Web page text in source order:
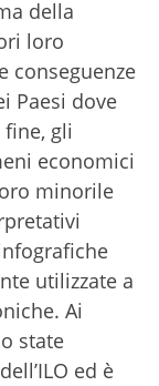
della
loro
conseguenze
Paesi dove
gli
economici
minorile
utilizzate a
Ai
state
ed è